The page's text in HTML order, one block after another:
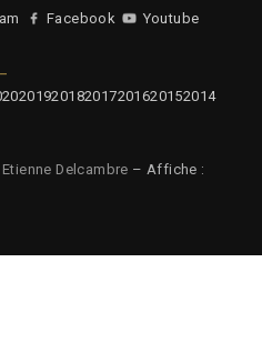
Facebook Youtube
201920182017201620152014
Etienne Delcambre – Affiche :